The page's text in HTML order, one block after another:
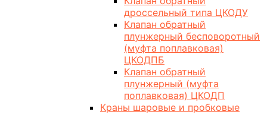
дроссельный типа ЦКОДУ
Клапан обратный
плунжерный бесповоротный
(муфта поплавковая)
ЦКОДПБ
Клапан обратный
плунжерный (муфта
поплавковая) ЦКОДП
Краны шаровые и пробковые